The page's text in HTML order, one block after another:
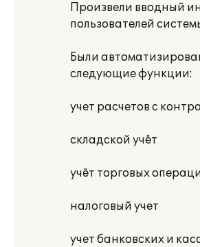
Произвели вводный
пользователей
Были
следующие функции:
учет расчетов с
складской учёт
учёт торговых
налоговый учет
учет банковских и